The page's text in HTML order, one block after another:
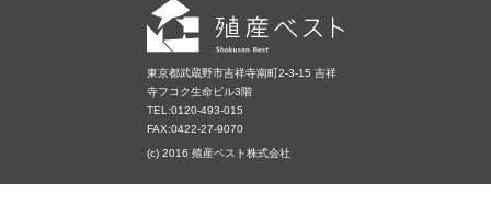
東京都武蔵野市吉祥寺南町2-3-15 吉祥
寺フコク生命ビル3階
TEL:0120-493-015
FAX:0422-27-9070
(c) 2016 殖産ベスト株式会社